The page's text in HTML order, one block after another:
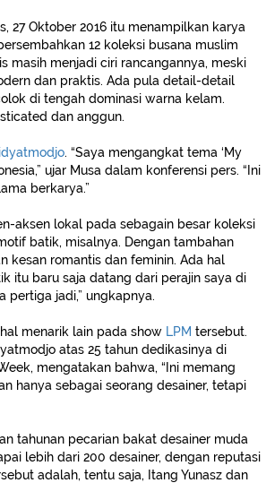
27 Oktober 2016 itu menampilkan karya
12 koleksi busana muslim
masih menjadi ciri rancangannya, meski
dan praktis. Ada pula detail-detail
di tengah dominasi warna kelam.
dan anggun.
. “Saya mengangkat tema ‘My
ujar Musa dalam konferensi pers. “Ini
berkarya.”
aksen lokal pada sebagain besar koleksi
batik, misalnya. Dengan tambahan
kesan romantis dan feminin. Ada hal
itu baru saja datang dari perajin saya di
pertiga jadi,” ungkapnya.
menarik lain pada show LPM tersebut.
atas 25 tahun dedikasinya di
mengatakan bahwa, “Ini memang
hanya sebagai seorang desainer, tetapi
tahunan pecarian bakat desainer muda
lebih dari 200 desainer, dengan reputasi
adalah, tentu saja, Itang Yunasz dan